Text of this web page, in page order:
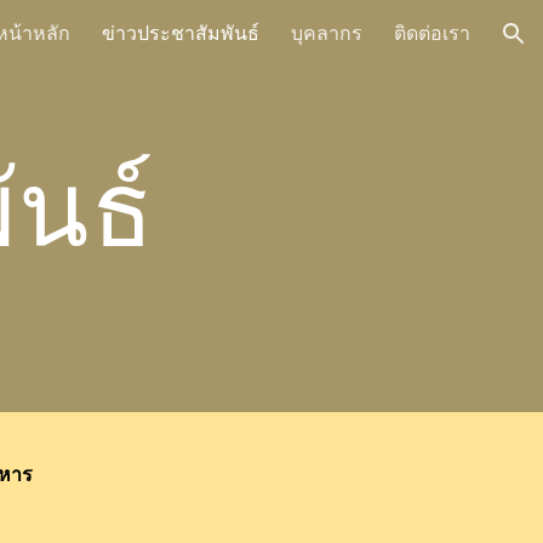
น้าหลัก ข่าวประชาสัมพันธ์ บุคลากร ติดต่อเรา
ธ์
าร